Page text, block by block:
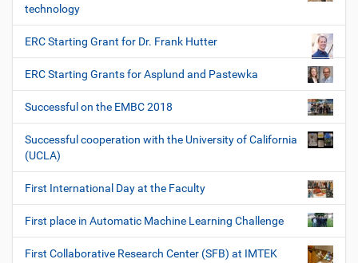
technology
ERC Starting Grant for Dr. Frank Hutter
ERC Starting Grants for Asplund and Pastewka
Successful on the EMBC 2018
Successful cooperation with the University of California
(UCLA)
First International Day at the Faculty
First place in Automatic Machine Learning Challenge
First Collaborative Research Center (SFB) at IMTEK